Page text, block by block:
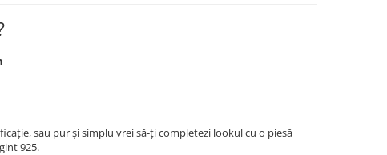
sau pur și simplu vrei să-ți completezi lookul cu o piesă
925.